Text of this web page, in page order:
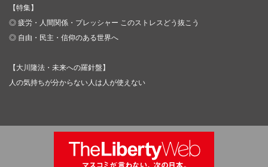
【特集】
◎ 疲労・人間関係・プレッシャー このストレスどう抜こう
◎ 自由・民主・信仰のある世界へ
【大川隆法・未来への羅針盤】
人の気持ちが分からない人は人が使えない